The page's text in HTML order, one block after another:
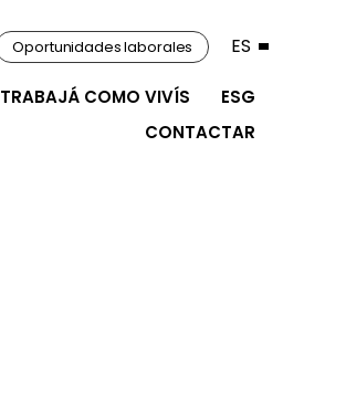
TRABAJÁ COMO VIVÍS
ESG
CONTACTAR
Oportunidades laborales ES